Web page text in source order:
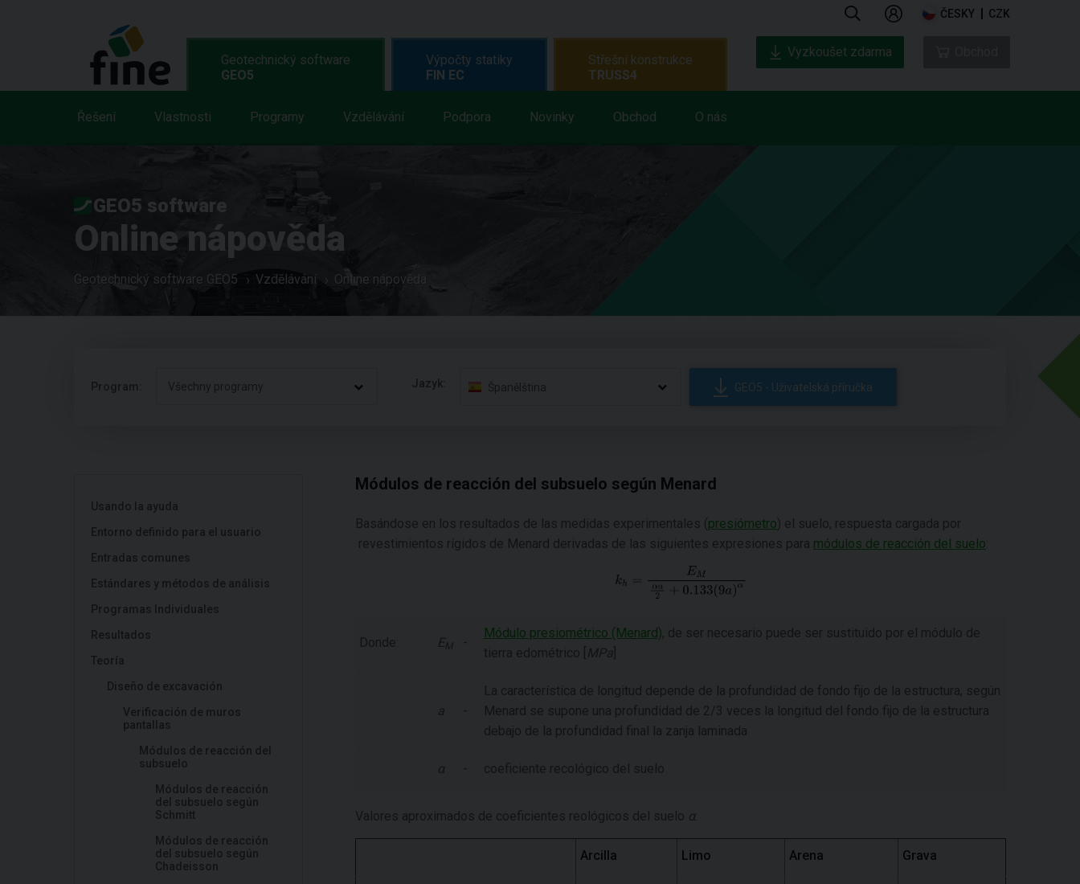
ČESKY CZK
Geotechnický software
GEO5
Řešení Vlastnosti Programy Vzdělávání Podpora Novinky Obchod O nás
Výpočty statiky
FIN EC
Střešní konstrukce
TRUSS4
Vyzkoušet zdarma
GEO5 software
Online nápověda
Geotechnický software GEO5 Vzdělávání Online nápověda
Program: Všechny programy Jazyk: Španělština GEO5 - Uživatelská příručka
Usando la ayuda
Entorno definido para el usuario
Entradas comunes
Estándares y métodos de análisis
Programas Individuales
Resultados
Teoría
Diseño de excavación
Verificación de muros
pantallas
Módulos de reacción del
subsuelo
Módulos de reacción
del subsuelo según
Schmitt
Módulos de reacción
del subsuelo según
Chadeisson
Módulos de reacción del subsuelo según Menard
Basándose en los resultados de las medidas experimentales ( presiómetro) el suelo, respuesta cargada por
revestimientos rígidos de Menard derivadas de las siguientes expresiones para módulos de reacción del suelo
Donde: E M -
Módulo presiométrico (Menard), de ser necesario puede ser sustituido por el módulo de
tierra edométrico [ MPa
a -
La característica de longitud depende de la profundidad de fondo fijo de la estructura, según
Menard se supone una profundidad de 2/3 veces la longitud del fondo fijo de la estructura
debajo de la profundidad final la zanja laminada
α - coeficiente recológico del suelo
Valores aproximados de coeficientes reológicos del suelo α
Arcilla Limo Arena Grava